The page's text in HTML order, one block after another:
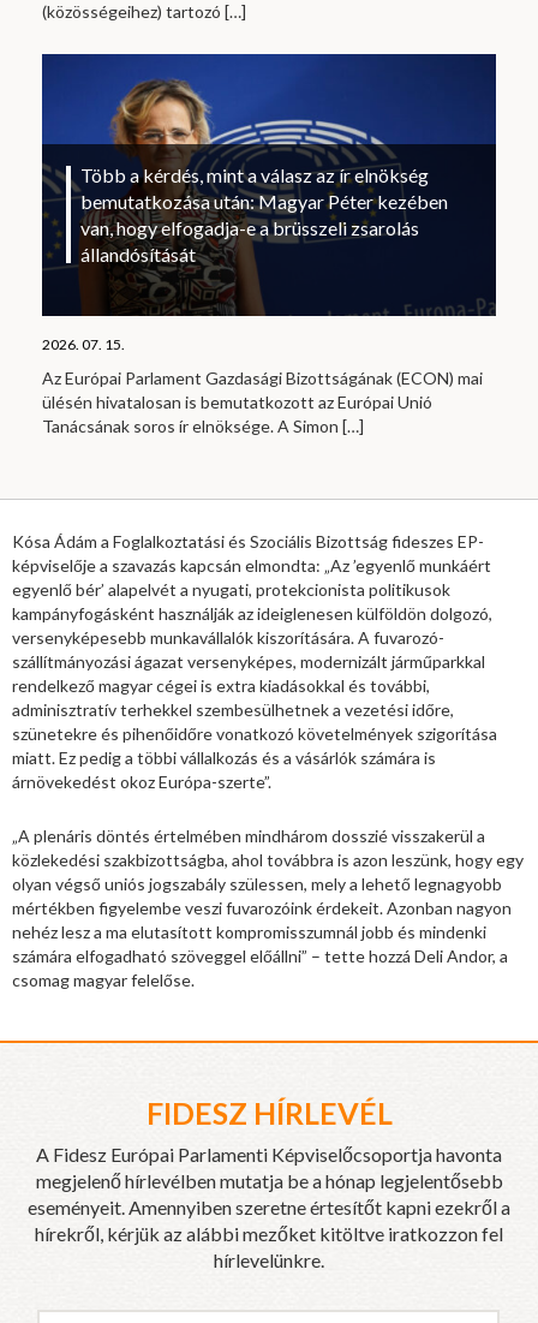
(közösségeihez) tartozó […]
Több a kérdés, mint a válasz az ír elnökség
bemutatkozása után: Magyar Péter kezében
van, hogy elfogadja-e a brüsszeli zsarolás
állandósítását
2026. 07. 15.
Az Európai Parlament Gazdasági Bizottságának (ECON) mai
ülésén hivatalosan is bemutatkozott az Európai Unió
Tanácsának soros ír elnöksége. A Simon […]
Kósa Ádám a Foglalkoztatási és Szociális Bizottság fideszes EP-
képviselője a szavazás kapcsán elmondta: „Az ’egyenlő munkáért
egyenlő bér’ alapelvét a nyugati, protekcionista politikusok
kampányfogásként használják az ideiglenesen külföldön dolgozó,
versenyképesebb munkavállalók kiszorítására. A fuvarozó-
szállítmányozási ágazat versenyképes, modernizált járműparkkal
rendelkező magyar cégei is extra kiadásokkal és további,
adminisztratív terhekkel szembesülhetnek a vezetési időre,
szünetekre és pihenőidőre vonatkozó követelmények szigorítása
miatt. Ez pedig a többi vállalkozás és a vásárlók számára is
árnövekedést okoz Európa-szerte”.
„A plenáris döntés értelmében mindhárom dosszié visszakerül a
közlekedési szakbizottságba, ahol továbbra is azon leszünk, hogy egy
olyan végső uniós jogszabály szülessen, mely a lehető legnagyobb
mértékben figyelembe veszi fuvarozóink érdekeit. Azonban nagyon
nehéz lesz a ma elutasított kompromisszumnál jobb és mindenki
számára elfogadható szöveggel előállni” – tette hozzá Deli Andor, a
csomag magyar felelőse.
FIDESZ HÍRLEVÉL
A Fidesz Európai Parlamenti Képviselőcsoportja havonta
megjelenő hírlevélben mutatja be a hónap legjelentősebb
eseményeit. Amennyiben szeretne értesítőt kapni ezekről a
hírekről, kérjük az alábbi mezőket kitöltve iratkozzon fel
hírlevelünkre.